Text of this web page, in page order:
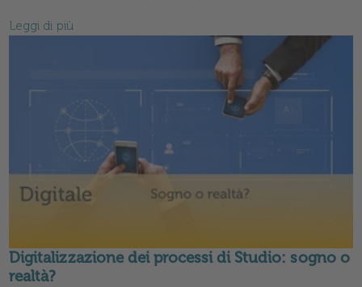
Leggi di più
Digitalizzazione dei processi di Studio: sogno o
realtà?